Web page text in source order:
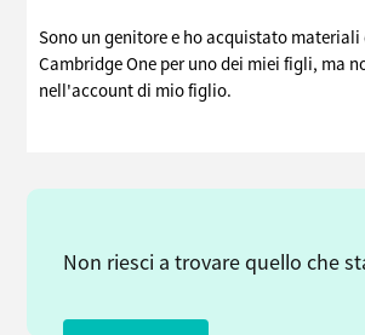
Sono un genitore e ho acquistato
Cambridge One per uno dei miei figli, ma
nell'account di mio figlio.
Non riesci a trovare quello che